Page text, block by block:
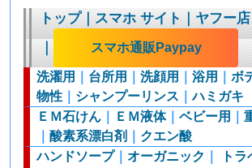
トップ｜スマホ サイト｜ヤフー店
｜
スマホ通販Paypay
洗濯用 台所用 ｜洗顔用 ｜浴用 ｜ボ
物性
シャンプーリンス ｜ハミガキ
ＥＭ石けん
ＥＭ液体｜ベビー用 ｜
｜酸素系漂白剤
クエン酸
ハンドソープ｜オーガニック トラ